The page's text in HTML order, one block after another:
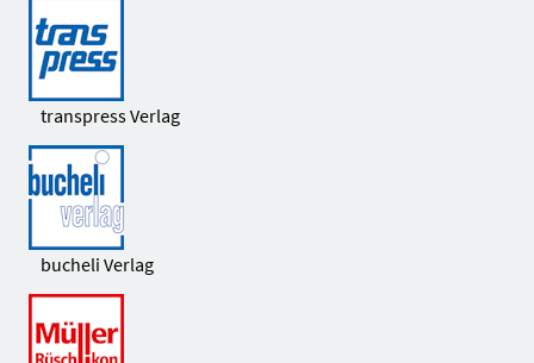
transpress Verlag
bucheli Verlag